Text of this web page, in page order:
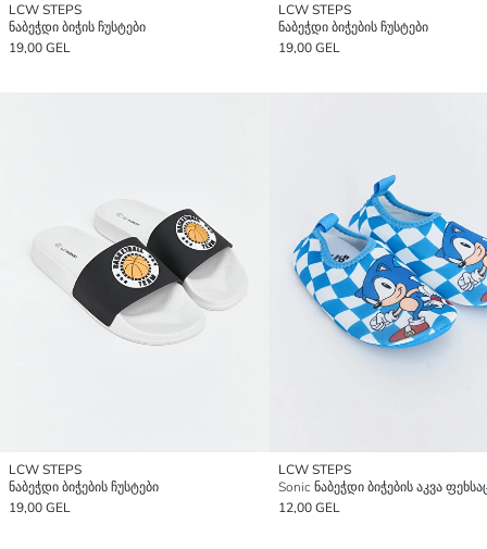
LCW STEPS
ნაბეჭდი ბიჭის ჩუსტები
19,00 GEL
LCW STEPS
ნაბეჭდი ბიჭების ჩუსტები
19,00 GEL
LCW STEPS
ნაბეჭდი ბიჭების ჩუსტები
19,00 GEL
LCW STEPS
Sonic ნაბეჭდი ბიჭების აკვა
12,00 GEL